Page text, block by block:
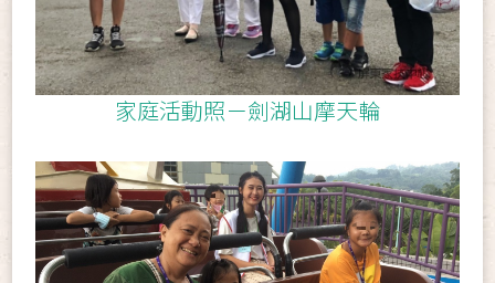
家庭活動照－劍湖山摩天輪